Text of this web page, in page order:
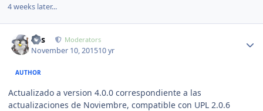
4 weeks later...
luis Moderators
November 10, 201510 yr
AUTHOR
Actualizado a version 4.0.0 correspondiente a las
actualizaciones de Noviembre, compatible con UPL 2.0.6